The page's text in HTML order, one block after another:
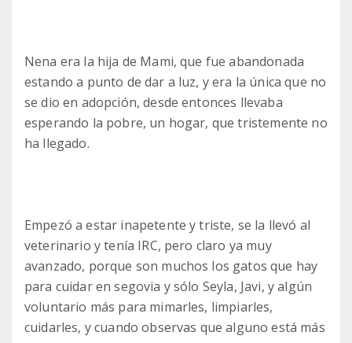
Nena era la hija de Mami, que fue abandonada
estando a punto de dar a luz, y era la única que no
se dio en adopción, desde entonces llevaba
esperando la pobre, un hogar, que tristemente no
ha llegado.
Empezó a estar inapetente y triste, se la llevó al
veterinario y tenía IRC, pero claro ya muy
avanzado, porque son muchos los gatos que hay
para cuidar en segovia y sólo Seyla, Javi, y algún
voluntario más para mimarles, limpiarles,
cuidarles, y cuando observas que alguno está más